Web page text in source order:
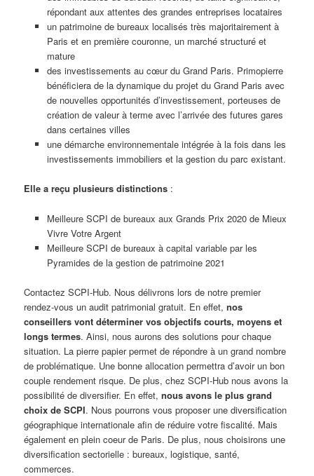
répondant aux attentes des grandes entreprises locataires
un patrimoine de bureaux localisés très majoritairement à
Paris et en première couronne, un marché structuré et
mature
des investissements au cœur du Grand Paris. Primopierre
bénéficiera de la dynamique du projet du Grand Paris avec
de nouvelles opportunités d’investissement, porteuses de
création de valeur à terme avec l’arrivée des futures gares
dans certaines villes
une démarche environnementale intégrée à la fois dans les
investissements immobiliers et la gestion du parc existant.
Elle a reçu plusieurs distinctions :
Meilleure SCPI de bureaux aux Grands Prix 2020 de Mieux
Vivre Votre Argent
Meilleure SCPI de bureaux à capital variable par les
Pyramides de la gestion de patrimoine 2021
Contactez SCPI-Hub. Nous délivrons lors de notre premier
rendez-vous un audit patrimonial gratuit. En effet,nos
conseillers vont déterminer vos objectifs courts, moyens et
longs termes. Ainsi, nous aurons des solutions pour chaque
situation. La pierre papier permet de répondre à un grand nombre
de problématique. Une bonne allocation permettra d’avoir un bon
couple rendement risque. De plus, chez SCPI-Hub nous avons la
possibilité de diversifier. En effet,nous avons le plus grand
choix de SCPI. Nous pourrons vous proposer une diversification
géographique internationale afin de réduire votre fiscalité. Mais
également en plein coeur de Paris. De plus, nous choisirons une
diversification sectorielle : bureaux, logistique, santé,
commerces.